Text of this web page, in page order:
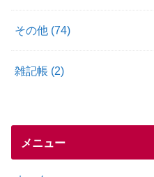
その他 (74)
雑記帳 (2)
メニュー